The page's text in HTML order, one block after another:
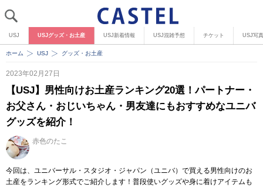
USJ USJグッズ・お土産 USJ新着情報 USJ混雑予想 チケット USJ写
ホーム USJ グッズ・お土産
2023年02月27日
【USJ】男性向けお土産ランキング20選！パートナー・
お父さん・おじいちゃん・男友達にもおすすめなユニバ
グッズを紹介！
赤色のたこ
今回は、ユニバーサル・スタジオ・ジャパン（ユニバ）で買える男性向けのお
土産をランキング形式でご紹介します！普段使いグッズや身に着けアイテムも